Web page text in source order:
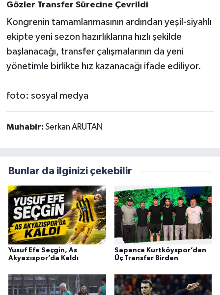
Gözler Transfer Sürecine Çevrildi
Kongrenin tamamlanmasının ardından yeşil-siyahlı
ekipte yeni sezon hazırlıklarına hızlı şekilde
başlanacağı, transfer çalışmalarının da yeni
yönetimle birlikte hız kazanacağı ifade ediliyor.
foto: sosyal medya
Muhabir: Serkan ARUTAN
Bunlar da ilginizi çekebilir
Yusuf Efe Seçgin, As
Akyazıspor’da Kaldı
Sapanca Kurtköyspor’dan
Üç Transfer Birden